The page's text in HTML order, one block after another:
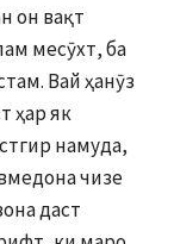
он вақт
месӯхт, ба
Вай ҳанӯз
ҳар як
намуда,
чизе
даст